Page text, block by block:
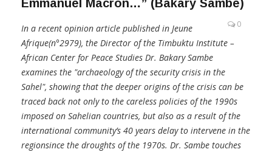
Emmanuel Macron…” (Bakary Sambe)
0
In a recent opinion article published in Jeune
Afrique(n°2979), the Director of the Timbuktu Institute –
African Center for Peace Studies Dr. Bakary Sambe
examines the "archaeology of the security crisis in the
Sahel", showing that the deeper origins of the crisis can be
traced back not only to the careless policies of the 1990s
imposed on Sahelian countries, but also as a result of the
international community’s 40 years delay to intervene in the
regionsince the droughts of the 1970s. Dr. Sambe touches